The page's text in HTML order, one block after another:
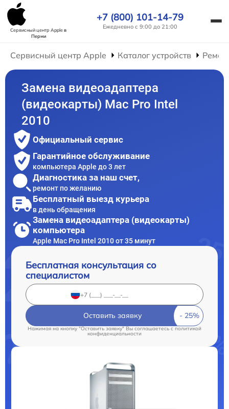
Сервисный центр Appleв
Перми
+7 (800) 101-14-79
Ежедневно с 9:00 до 21:00
Сервисный центр Apple Каталог устройств
Замена видеоадаптера
(видеокарты) Mac Pro Intel
2010
Официальный сервис
Гарантийное обслуживание
компьютера Apple до 3 лет
Диагностика за наш счет,
ремонт по желанию
Бесплатный выезд курьера
в день обращения
Замена видеоадаптера (видеокарты)
компьютера
Apple Mac Pro Intel 2010 от 35 минут
Бесплатная консультация со
специалистом
Оставить заявку
Нажимая на кнопку "Оставить заявку" Вы соглашаетесь cполитикой
конфиденциальности